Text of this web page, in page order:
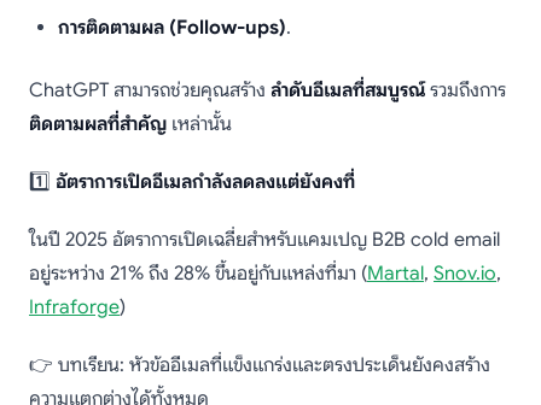
การติดตามผล (Follow-ups).
ChatGPT สามารถช่วยคุณสร้าง ลำดับอีเมลที่สมบูรณ์รวมถึงการ
ติดตามผลที่สำคัญ เหล่านั้น
1️⃣ อัตราการเปิดอีเมลกำลังลดลงแต่ยังคงที่
ในปี 2025 อัตราการเปิดเฉลี่ยสำหรับแคมเปญ B2B cold email
อยู่ระหว่าง 21% ถึง 28% ขึ้นอยู่กับแหล่งที่มา (Martal, Snov.io,
Infraforge)
👉 บทเรียน: หัวข้ออีเมลที่แข็งแกร่งและตรงประเด็นยังคงสร้าง
ความแตกต่างได้ทั้งหมด